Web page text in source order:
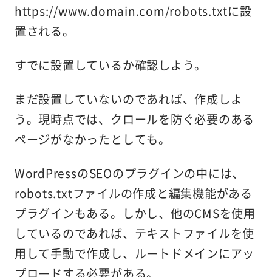
https://www.domain.com/robots.txtに設
置される。
すでに設置しているか確認しよう。
まだ設置していないのであれば、作成しよ
う。現時点では、クロールを防ぐ必要のある
ページがなかったとしても。
WordPressのSEOのプラグインの中には、
robots.txtファイルの作成と編集機能がある
プラグインもある。しかし、他のCMSを使用
しているのであれば、テキストファイルを使
用して手動で作成し、ルートドメインにアッ
プロードする必要がある。